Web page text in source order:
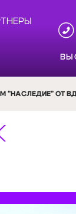
"НАСЛЕДИЕ" ОТ